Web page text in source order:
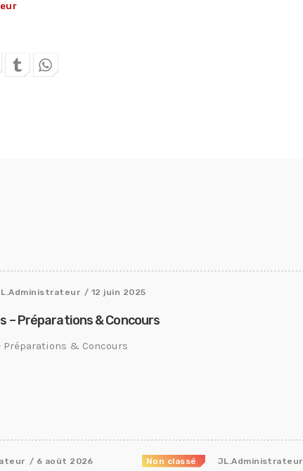
/ 12 juin 2025
– Préparations & Concours
& Concours
/ 6 août 2026 Non classé JL.Administrateur